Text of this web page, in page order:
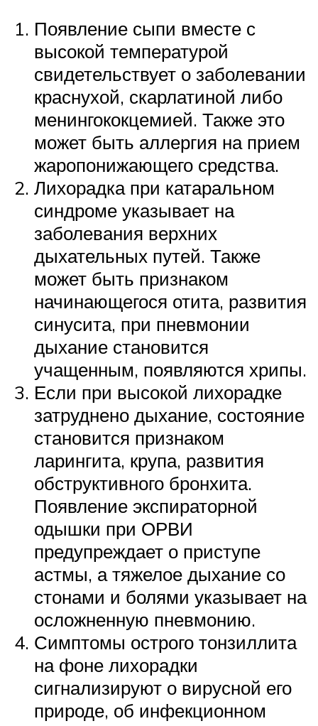
Появление сыпи вместе с
высокой температурой
свидетельствует о заболевании
краснухой, скарлатиной либо
менингококцемией. Также это
может быть аллергия на прием
жаропонижающего средства.
Лихорадка при катаральном
синдроме указывает на
заболевания верхних
дыхательных путей. Также
может быть признаком
начинающегося отита, развития
синусита, при пневмонии
дыхание становится
учащенным, появляются хрипы.
Если при высокой лихорадке
затруднено дыхание, состояние
становится признаком
ларингита, крупа, развития
обструктивного бронхита.
Появление экспираторной
одышки при ОРВИ
предупреждает о приступе
астмы, а тяжелое дыхание со
стонами и болями указывает на
осложненную пневмонию.
Симптомы острого тонзиллита
на фоне лихорадки
сигнализируют о вирусной его
природе, об инфекционном